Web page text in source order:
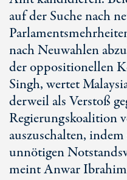
auf der Suche nach
nach Neuwahlen
der oppositionellen
Singh, wertet
derweil als Verstoß
Regierungskoalition
auszuschalten,
unnötigen
meint Anwar